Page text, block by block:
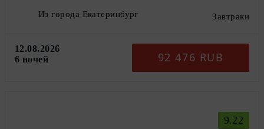
Из города Екатеринбург Завтраки
12.08.2026
6 ночей
92 476 RUB
9.22